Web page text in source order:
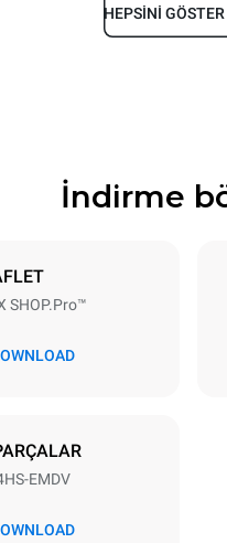
HEPSINI GÖSTER
İndirme
SHOP.Pro™
EMDV